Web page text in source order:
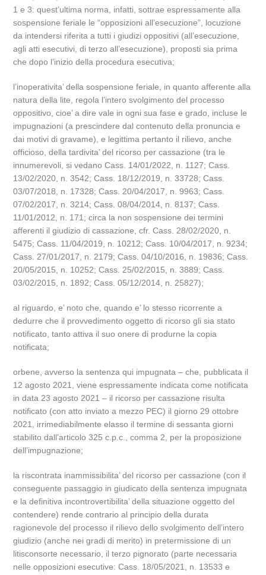
1 e 3: quest’ultima norma, infatti, sottrae espressamente alla
sospensione feriale le “opposizioni all’esecuzione”, locuzione
da intendersi riferita a tutti i giudizi oppositivi (all’esecuzione,
agli atti esecutivi, di terzo all’esecuzione), proposti sia prima
che dopo l’inizio della procedura esecutiva;
l’inoperativita’ della sospensione feriale, in quanto afferente alla
natura della lite, regola l’intero svolgimento del processo
oppositivo, cioe’ a dire vale in ogni sua fase e grado, incluse le
impugnazioni (a prescindere dal contenuto della pronuncia e
dai motivi di gravame), e legittima pertanto il rilievo, anche
officioso, della tardivita’ del ricorso per cassazione (tra le
innumerevoli, si vedano Cass. 14/01/2022, n. 1127; Cass.
13/02/2020, n. 3542; Cass. 18/12/2019, n. 33728; Cass.
03/07/2018, n. 17328; Cass. 20/04/2017, n. 9963; Cass.
07/02/2017, n. 3214; Cass. 08/04/2014, n. 8137; Cass.
11/01/2012, n. 171; circa la non sospensione dei termini
afferenti il giudizio di cassazione, cfr. Cass. 28/02/2020, n.
5475; Cass. 11/04/2019, n. 10212; Cass. 10/04/2017, n. 9234;
Cass. 27/01/2017, n. 2179; Cass. 04/10/2016, n. 19836; Cass.
20/05/2015, n. 10252; Cass. 25/02/2015, n. 3889; Cass.
03/02/2015, n. 1892; Cass. 05/12/2014, n. 25827);
al riguardo, e’ noto che, quando e’ lo stesso ricorrente a
dedurre che il provvedimento oggetto di ricorso gli sia stato
notificato, tanto attiva il suo onere di produrne la copia
notificata;
orbene, avverso la sentenza qui impugnata – che, pubblicata il
12 agosto 2021, viene espressamente indicata come notificata
in data 23 agosto 2021 – il ricorso per cassazione risulta
notificato (con atto inviato a mezzo PEC) il giorno 29 ottobre
2021, irrimediabilmente elasso il termine di sessanta giorni
stabilito dall’articolo 325 c.p.c., comma 2, per la proposizione
dell’impugnazione;
la riscontrata inammissibilita’ del ricorso per cassazione (con il
conseguente passaggio in giudicato della sentenza impugnata
e la definitiva incontrovertibilita’ della situazione oggetto del
contendere) rende contrario al principio della durata
ragionevole del processo il rilievo dello svolgimento dell’intero
giudizio (anche nei gradi di merito) in pretermissione di un
litisconsorte necessario, il terzo pignorato (parte necessaria
nelle opposizioni esecutive: Cass. 18/05/2021, n. 13533 e